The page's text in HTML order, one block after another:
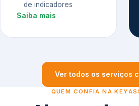
de indicadores
Saiba mais
Ver todos os serviços
QUEM CONFIA NA